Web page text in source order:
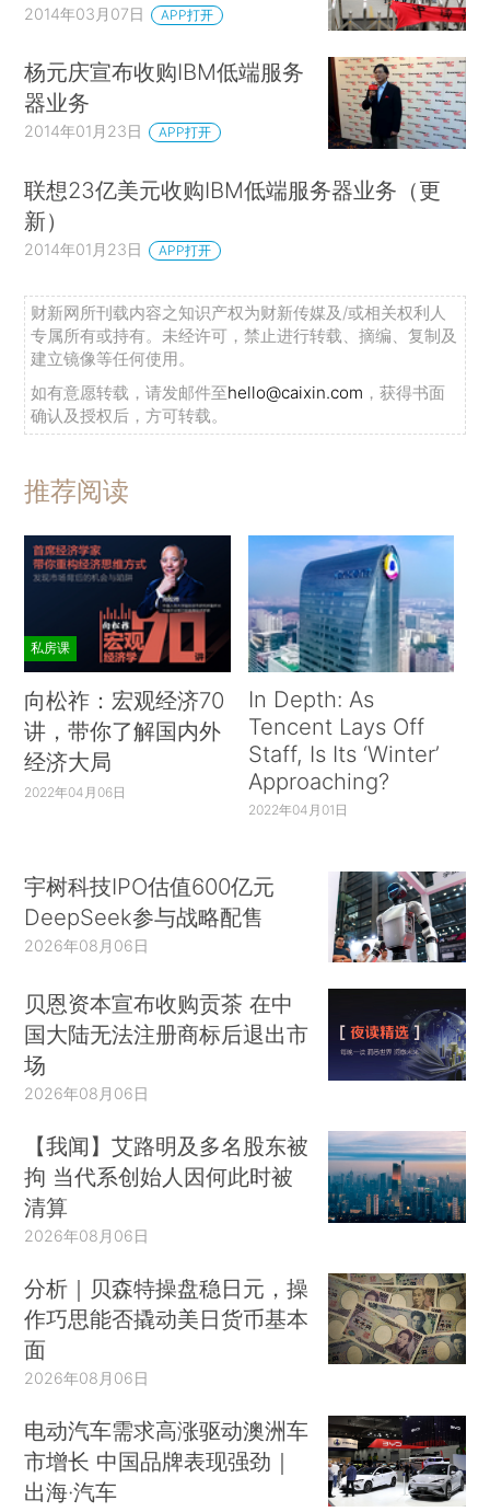
2014年03月07日 APP打开
杨元庆宣布收购IBM低端服务
器业务
2014年01月23日 APP打开
联想23亿美元收购IBM低端服务器业务（更
新）
2014年01月23日 APP打开
财新网所刊载内容之知识产权为财新传媒及/或相关权利人
专属所有或持有。未经许可，禁止进行转载、摘编、复制及
建立镜像等任何使用。
如有意愿转载，请发邮件至hello@caixin.com ，获得书面
确认及授权后，方可转载。
推荐阅读
私房课
向松祚：宏观经济70
讲，带你了解国内外
经济大局
2022年04月06日
In Depth: As
Tencent Lays Off
Staff, Is Its ‘Winter’
Approaching?
2022年04月01日
宇树科技IPO估值600亿元
DeepSeek参与战略配售
2026年08月06日
贝恩资本宣布收购贡茶 在中
国大陆无法注册商标后退出市
场
2026年08月06日
【我闻】艾路明及多名股东被
拘 当代系创始人因何此时被
清算
2026年08月06日
分析｜贝森特操盘稳日元，操
作巧思能否撬动美日货币基本
面
2026年08月06日
电动汽车需求高涨驱动澳洲车
市增长 中国品牌表现强劲｜
出海·汽车